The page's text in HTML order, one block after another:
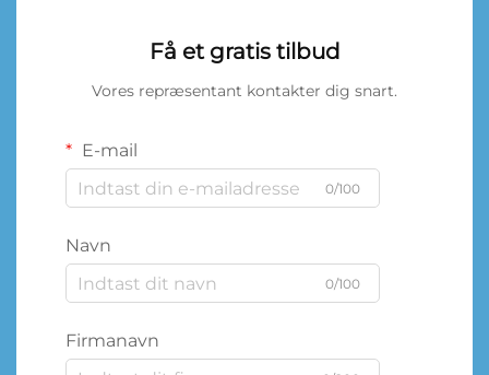
Få et gratis tilbud
Vores repræsentant kontakter dig snart.
E-mail
0/100
Navn
0/100
Firmanavn